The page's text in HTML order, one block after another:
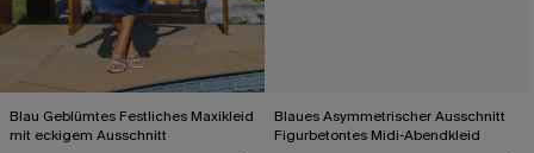
Blau Geblümtes Festliches Maxikleid
mit eckigem Ausschnitt
Blaues Asymmetrischer Ausschnitt
Figurbetontes Midi-Abendkleid